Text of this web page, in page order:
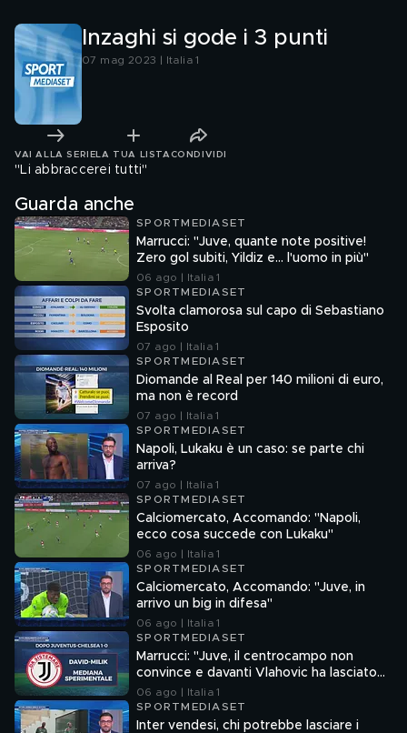
Inzaghi si gode i 3 punti
07 mag 2023 | Italia 1
VAI ALLA SERIE LA TUA LISTA CONDIVIDI
"Li abbraccerei tutti"
Guarda anche
SPORTMEDIASET
Marrucci: "Juve, quante note positive!
Zero gol subiti, Yildiz e... l'uomo in più"
06 ago | Italia 1
SPORTMEDIASET
Svolta clamorosa sul capo di Sebastiano
Esposito
07 ago | Italia 1
SPORTMEDIASET
Diomande al Real per 140 milioni di euro,
ma non è record
07 ago | Italia 1
SPORTMEDIASET
Napoli, Lukaku è un caso: se parte chi
arriva?
07 ago | Italia 1
SPORTMEDIASET
Calciomercato, Accomando: "Napoli,
ecco cosa succede con Lukaku"
06 ago | Italia 1
SPORTMEDIASET
Calciomercato, Accomando: "Juve, in
arrivo un big in difesa"
06 ago | Italia 1
SPORTMEDIASET
Marrucci: "Juve, il centrocampo non
convince e davanti Vlahovic ha lasciato
un vuoto"
06 ago | Italia 1
SPORTMEDIASET
Inter vendesi, chi potrebbe lasciare i